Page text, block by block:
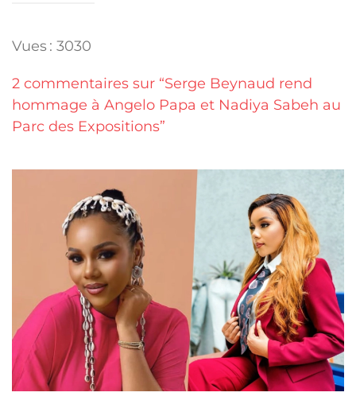
Vues : 3030
2 commentaires sur “Serge Beynaud rend
hommage à Angelo Papa et Nadiya Sabeh au
Parc des Expositions”